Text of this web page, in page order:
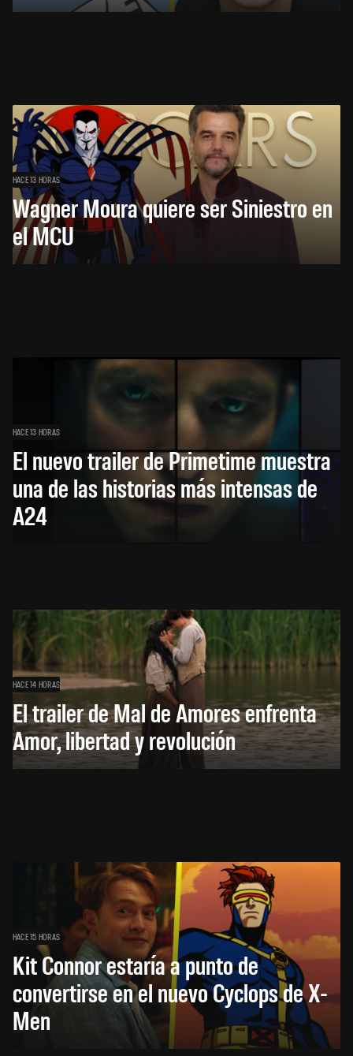
HACE 13 HORAS
Wagner Moura quiere ser Siniestro en
el MCU
HACE 13 HORAS
El nuevo trailer de Primetime muestra
una de las historias más intensas de
A24
HACE 14 HORAS
El trailer de Mal de Amores enfrenta
Amor, libertad y revolución
HACE 15 HORAS
Kit Connor estaría a punto de
convertirse en el nuevo Cyclops de X-
Men